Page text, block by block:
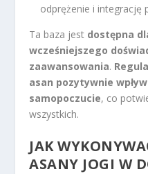
odprężenie i integrację
Ta baza jest dostępna
wcześniejszego
zaawansowania.
asan pozytywnie
samopoczucie, co
wszystkich.
JAK
ASANY JOGI W